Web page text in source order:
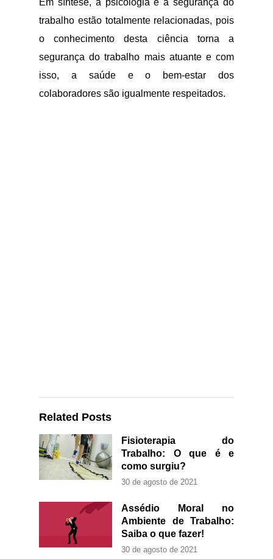
Em síntese, a psicologia e a segurança do
trabalho estão totalmente relacionadas, pois
o conhecimento desta ciência torna a
segurança do trabalho mais atuante e com
isso, a saúde e o bem-estar dos
colaboradores são igualmente respeitados.
Related Posts
Fisioterapia do
Trabalho: O que é e
como surgiu?
30 de agosto de 2021
Assédio Moral no
Ambiente de Trabalho:
Saiba o que fazer!
30 de agosto de 2021